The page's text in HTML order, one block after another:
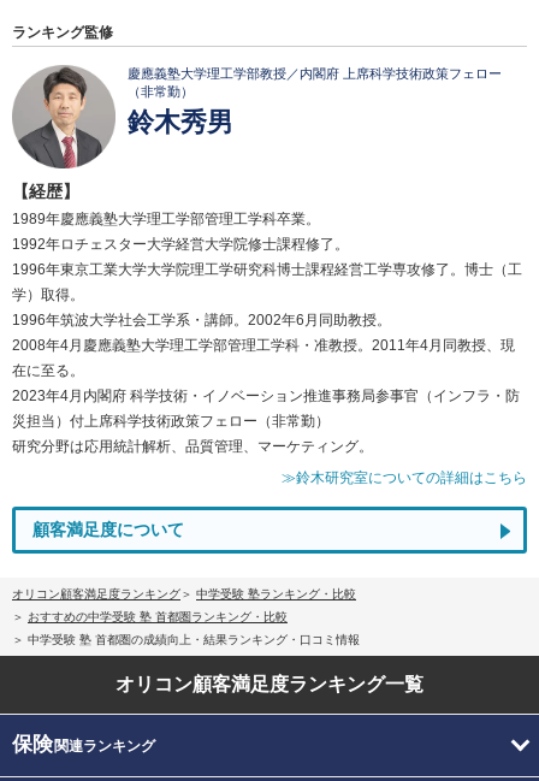
ランキング監修
慶應義塾大学理工学部教授／内閣府 上席科学技術政策フェロー
（非常勤）
鈴木秀男
【経歴】
1989年慶應義塾大学理工学部管理工学科卒業。
1992年ロチェスター大学経営大学院修士課程修了。
1996年東京工業大学大学院理工学研究科博士課程経営工学専攻修了。博士（工
学）取得。
1996年筑波大学社会工学系・講師。2002年6月同助教授。
2008年4月慶應義塾大学理工学部管理工学科・准教授。2011年4月同教授、現
在に至る。
2023年4月内閣府 科学技術・イノベーション推進事務局参事官（インフラ・防
災担当）付上席科学技術政策フェロー（非常勤）
研究分野は応用統計解析、品質管理、マーケティング。
≫鈴木研究室についての詳細はこちら
顧客満足度について
オリコン顧客満足度ランキング
中学受験 塾ランキング・比較
おすすめの中学受験 塾 首都圏ランキング・比較
中学受験 塾 首都圏の成績向上・結果ランキング・口コミ情報
オリコン顧客満足度ランキング一覧
保険関連ランキング